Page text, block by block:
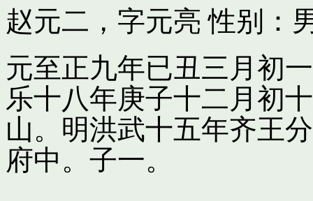
赵元二，字元亮 性别：
元至正九年已丑三月初
乐十八年庚子十二月初
山。明洪武十五年齐王
府中。子一。